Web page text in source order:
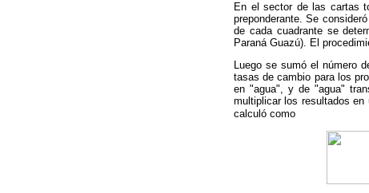
En el sector de las cartas
preponderante. Se
de cada cuadrante se
Paraná Guazú). El
Luego se sumó el número
tasas de cambio para los
en "agua", y de "agua"
multiplicar los resultados
calculó como